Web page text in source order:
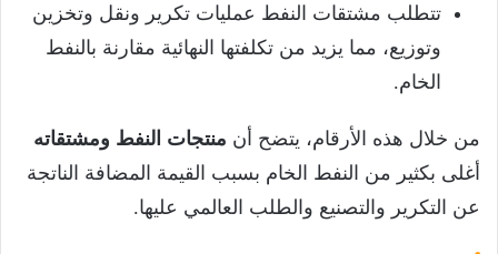
تتطلب مشتقات النفط عمليات تكرير ونقل وتخزين
وتوزيع، مما يزيد من تكلفتها النهائية مقارنة بالنفط
الخام.
من خلال هذه الأرقام، يتضح أن منتجات النفط ومشتقاته
أغلى بكثير من النفط الخام بسبب القيمة المضافة الناتجة
عن التكرير والتصنيع والطلب العالمي عليها.